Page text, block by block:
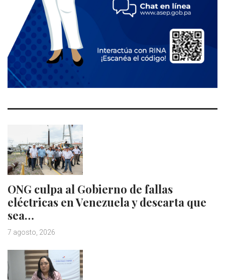
ONG culpa al Gobierno de fallas
eléctricas en Venezuela y descarta que
sea…
7 agosto, 2026